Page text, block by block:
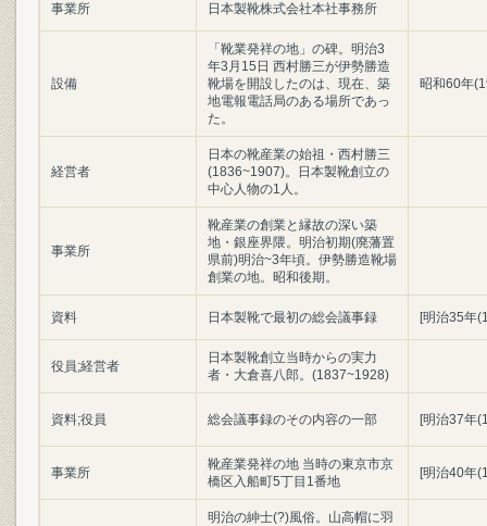
事業所 日本製靴株式会社本社事務所
設備
「靴業発祥の地」の碑。明治3
年3月15日 西村勝三が伊勢勝造
靴場を開設したのは、現在、築
地電報電話局のある場所であっ
た。
昭和60年
経営者
日本の靴産業の始祖・西村勝三
(1836~1907)。日本製靴創立の
中心人物の1人。
事業所
靴産業の創業と縁故の深い築
地・銀座界隈。明治初期(廃藩置
県前)明治~3年頃。伊勢勝造靴場
創業の地。昭和後期。
資料 日本製靴で最初の総会議事録 [明治35年
役員;経営者
日本製靴創立当時からの実力
者・大倉喜八郎。(1837~1928)
資料;役員 総会議事録のその内容の一部 [明治37年
事業所
靴産業発祥の地 当時の東京市京
橋区入船町5丁目1番地
[明治40年
明治の紳士(?)風俗。山高帽に羽